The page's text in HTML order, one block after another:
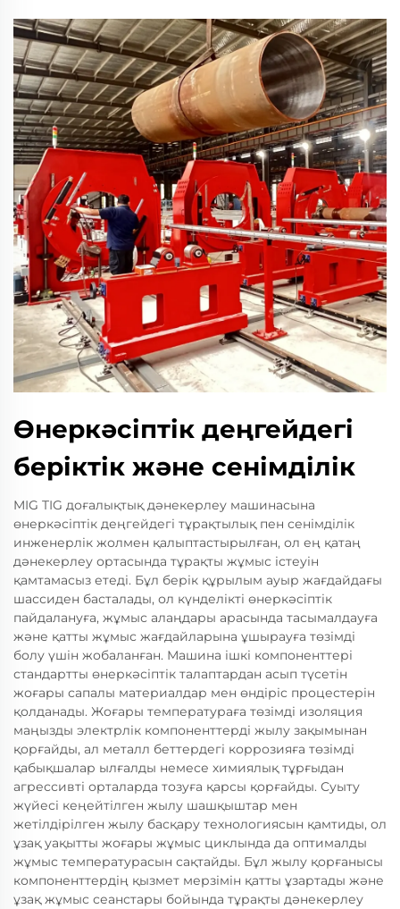
Өнеркәсіптік деңгейдегі
беріктік және сенімділік
MIG TIG доғалықтық дәнекерлеу машинасына
өнеркәсіптік деңгейдегі тұрақтылық пен сенімділік
инженерлік жолмен қалыптастырылған, ол ең қатаң
дәнекерлеу ортасында тұрақты жұмыс істеуін
қамтамасыз етеді. Бұл берік құрылым ауыр жағдайдағы
шассиден басталады, ол күнделікті өнеркәсіптік
пайдалануға, жұмыс алаңдары арасында тасымалдауға
және қатты жұмыс жағдайларына ұшырауға төзімді
болу үшін жобаланған. Машина ішкі компоненттері
стандартты өнеркәсіптік талаптардан асып түсетін
жоғары сапалы материалдар мен өндіріс процестерін
қолданады. Жоғары температураға төзімді изоляция
маңызды электрлік компоненттерді жылу зақымынан
қорғайды, ал металл беттердегі коррозияға төзімді
қабықшалар ылғалды немесе химиялық тұрғыдан
агрессивті орталарда тозуға қарсы қорғайды. Суыту
жүйесі кеңейтілген жылу шашқыштар мен
жетілдірілген жылу басқару технологиясын қамтиды, ол
ұзақ уақытты жоғары жұмыс циклында да оптималды
жұмыс температурасын сақтайды. Бұл жылу қорғанысы
компоненттердің қызмет мерзімін қатты ұзартады және
ұзақ жұмыс сеанстары бойында тұрақты дәнекерлеу